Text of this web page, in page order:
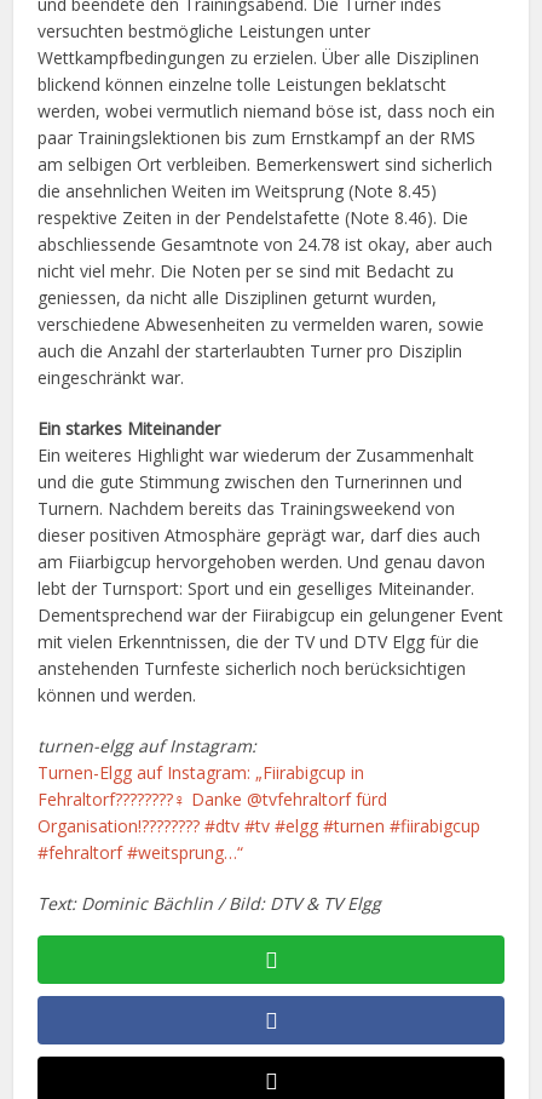
versuchten bestmögliche Leistungen unter
Wettkampfbedingungen zu erzielen. Über alle Disziplinen
blickend können einzelne tolle Leistungen beklatscht
werden, wobei vermutlich niemand böse ist, dass noch ein
paar Trainingslektionen bis zum Ernstkampf an der RMS
am selbigen Ort verbleiben. Bemerkenswert sind sicherlich
die ansehnlichen Weiten im Weitsprung (Note 8.45)
respektive Zeiten in der Pendelstafette (Note 8.46). Die
abschliessende Gesamtnote von 24.78 ist okay, aber auch
nicht viel mehr. Die Noten per se sind mit Bedacht zu
geniessen, da nicht alle Disziplinen geturnt wurden,
verschiedene Abwesenheiten zu vermelden waren, sowie
auch die Anzahl der starterlaubten Turner pro Disziplin
eingeschränkt war.
Ein starkes Miteinander
Ein weiteres Highlight war wiederum der Zusammenhalt
und die gute Stimmung zwischen den Turnerinnen und
Turnern. Nachdem bereits das Trainingsweekend von
dieser positiven Atmosphäre geprägt war, darf dies auch
am Fiiarbigcup hervorgehoben werden. Und genau davon
lebt der Turnsport: Sport und ein geselliges Miteinander.
Dementsprechend war der Fiirabigcup ein gelungener Event
mit vielen Erkenntnissen, die der TV und DTV Elgg für die
anstehenden Turnfeste sicherlich noch berücksichtigen
können und werden.
turnen-elgg auf Instagram:
Turnen-Elgg auf Instagram: „Fiirabigcup in
Fehraltorf????????‍♀️ Danke @tvfehraltorf fürd
Organisation!???????? #dtv #tv #elgg #turnen #fiirabigcup
#fehraltorf #weitsprung…“
Text: Dominic Bächlin / Bild: DTV & TV Elgg